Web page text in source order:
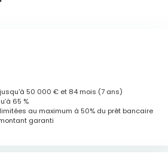
50 000 € et 84 mois (7 ans)
65 %
au maximum à 50% du prêt bancaire
garanti